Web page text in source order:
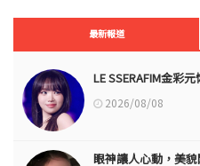
最新報道
LE SSERAFIM金彩
2026/08/08
眼神讓人心動，美